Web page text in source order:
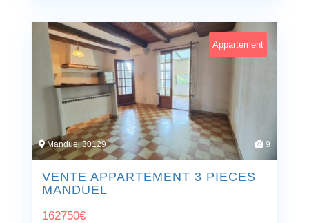
Appartement
Manduel 30129 9
VENTE APPARTEMENT 3 PIECES
MANDUEL
162750€